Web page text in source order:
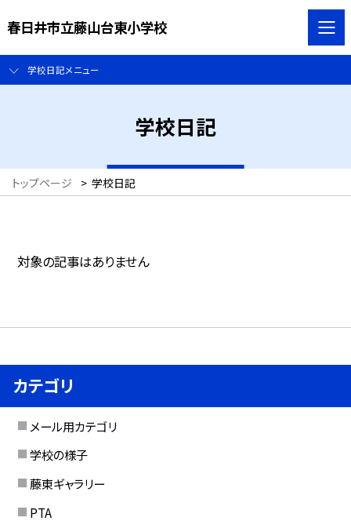
春日井市立藤山台東小学校
学校日記メニュー
学校日記
トップページ > 学校日記
対象の記事はありません
カテゴリ
メール用カテゴリ
学校の様子
藤東ギャラリー
PTA